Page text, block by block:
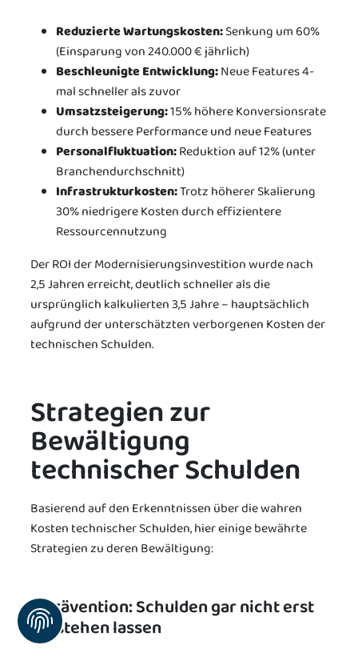
Reduzierte Wartungskosten:Senkung um 60%
(Einsparung von 240.000 € jährlich)
Beschleunigte Entwicklung:Neue Features 4-
mal schneller als zuvor
Umsatzsteigerung:15% höhere Konversionsrate
durch bessere Performance und neue Features
Personalfluktuation:Reduktion auf 12% (unter
Branchendurchschnitt)
Infrastrukturkosten:Trotz höherer Skalierung
30% niedrigere Kosten durch effizientere
Ressourcennutzung
Der ROI der Modernisierungsinvestition wurde nach
2,5 Jahren erreicht, deutlich schneller als die
ursprünglich kalkulierten 3,5 Jahre – hauptsächlich
aufgrund der unterschätzten verborgenen Kosten der
technischen Schulden.
Strategien zur
Bewältigung
technischer Schulden
Basierend auf den Erkenntnissen über die wahren
Kosten technischer Schulden, hier einige bewährte
Strategien zu deren Bewältigung:
1. Prävention: Schulden gar nicht erst
entstehen lassen